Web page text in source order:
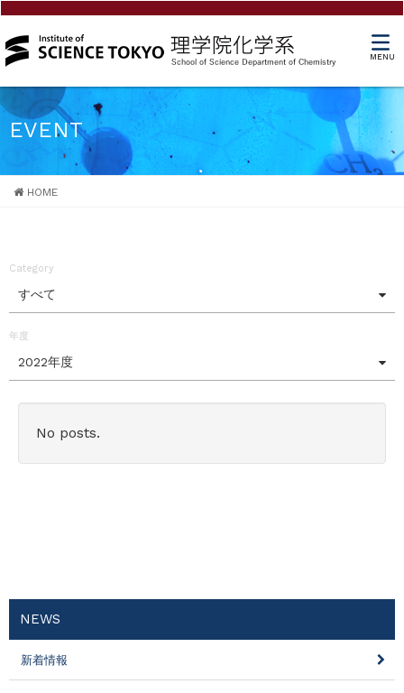
MENU
EVENT
HOME
Category
すべて
年度
2022年度
No posts.
NEWS
新着情報